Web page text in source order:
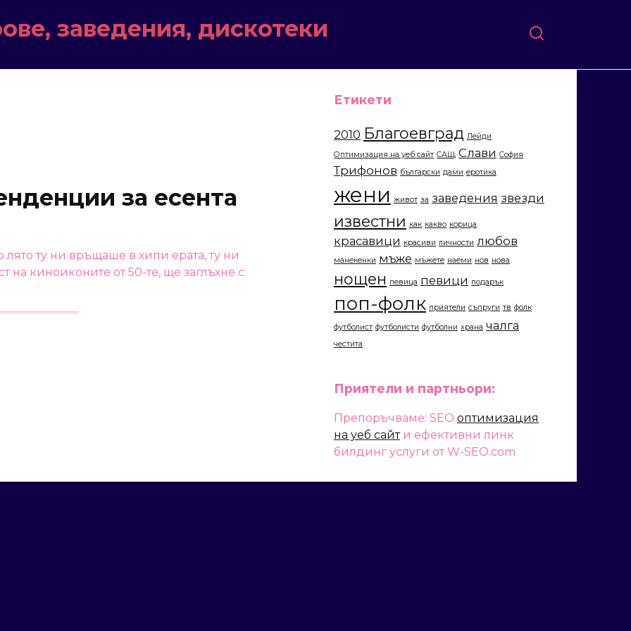
заведения, дискотеки
за есента
ту ни връщаше в хипи ерата, ту ни
на киноиконите от 50-те, ще заглъхне с
Етикети
2010 Благоевград Лейди
Оптимизация на уеб сайт САЩ Слави София
Трифонов български дами еротика
жени живот за заведения звезди
известни как какво корица
красавици красиви личности любов
манекенки мъже мъжете наеми нов нова
нощен певица певици подарък
поп-фолк приятели съпруги тв фолк
футболист футболисти футболни храна чалга
честита
Приятели и партньори:
Препоръчваме: SEO оптимизация
на уеб сайти ефективни линк
билдинг услуги от W-SEO.com